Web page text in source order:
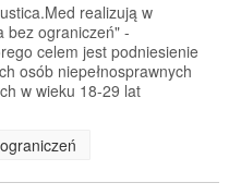
realizują w
bez ograniczeń" -
celem jest podniesienie
osób niepełnosprawnych
w wieku 18-29 lat